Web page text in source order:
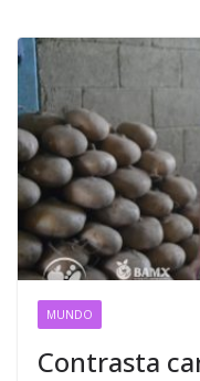
MUNDO
Contrasta